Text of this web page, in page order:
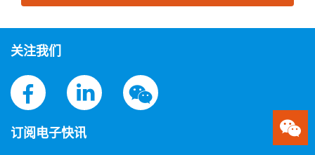
关注我们
订阅电子快讯